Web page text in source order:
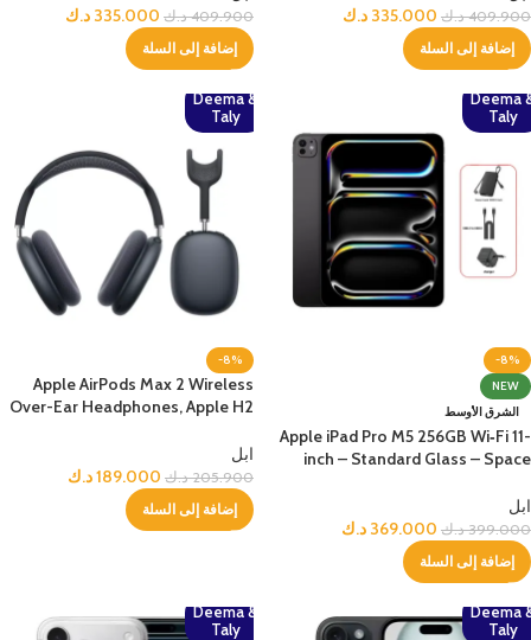
409.900 د.ك 335.000 د.ك
إضافة إلى السلة
409.900 د.ك 335.000 د.ك
إضافة إلى السلة
Deema
Taly
-8%
NEW
الشرق الأوسط
Apple iPad Pro M5 256GB Wi‑Fi 11-
inch – Standard Glass – Space
ابل
399.000 د.ك 369.000 د.ك
إضافة إلى السلة
Deema &
Taly
-8%
Apple AirPods Max 2 Wireless
Over-Ear Headphones, Apple H2
ابل
205.900 د.ك 189.000د.ك
إضافة إلى السلة
Deema
Taly
Deema &
Taly